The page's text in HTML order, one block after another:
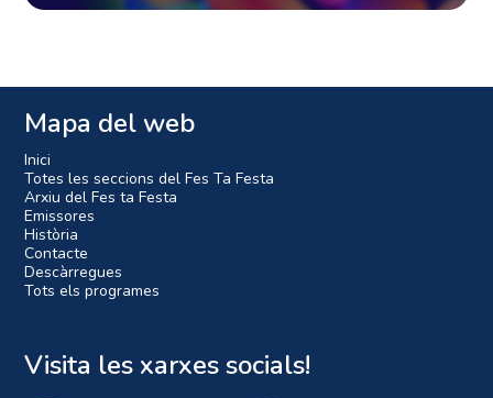
Mapa del web
Inici
Totes les seccions del Fes Ta Festa
Arxiu del Fes ta Festa
Emissores
Història
Contacte
Descàrregues
Tots els programes
Visita les xarxes socials!